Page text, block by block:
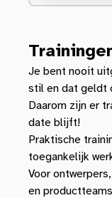
Je bent nooit
stil en dat geldt
Daarom zijn er
date blijft!
Praktische
toegankelijk
Voor
en